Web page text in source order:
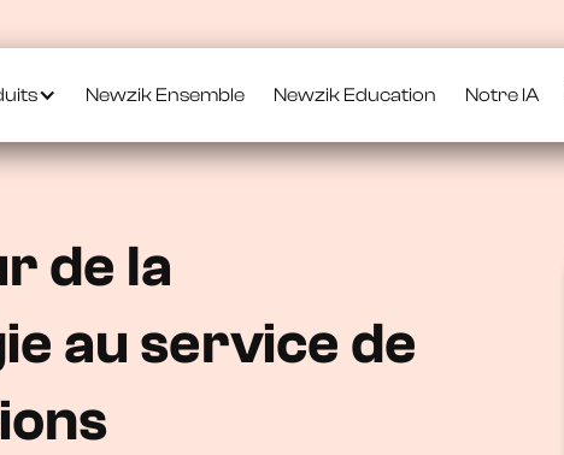
Newzik Ensemble Newzik Education Notre IA
de la
au service de